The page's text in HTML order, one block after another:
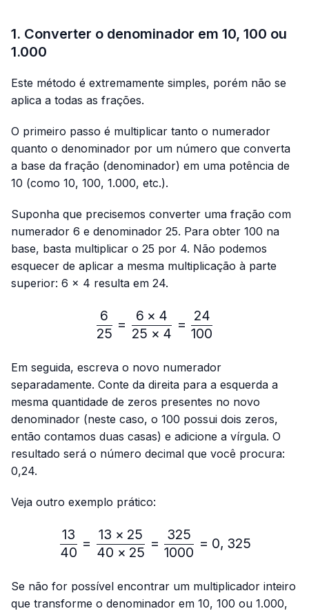
1. Converter o denominador em 10, 100 ou
1.000
Este método é extremamente simples, porém não se
aplica a todas as frações.
O primeiro passo é multiplicar tanto o numerador
quanto o denominador por um número que converta
a base da fração (denominador) em uma potência de
10 (como 10, 100, 1.000, etc.).
Suponha que precisemos converter uma fração com
numerador 6 e denominador 25. Para obter 100 na
base, basta multiplicar o 25 por 4. Não podemos
esquecer de aplicar a mesma multiplicação à parte
superior: 6 × 4 resulta em 24.
\frac{6}{25}=\frac{6 ×
25
6
=
25 × 4
6 × 4
=
100
24
Em seguida, escreva o novo numerador
separadamente. Conte da direita para a esquerda a
mesma quantidade de zeros presentes no novo
denominador (neste caso, o 100 possui dois zeros,
então contamos duas casas) e adicione a vírgula. O
resultado será o número decimal que você procura:
0,24.
Veja outro exemplo prático:
\frac{13}{40}=\frac{13
40
13
=
40 × 25
13 × 25
=
1000
325
= 0, 325
Se não for possível encontrar um multiplicador inteiro
que transforme o denominador em 10, 100 ou 1.000,